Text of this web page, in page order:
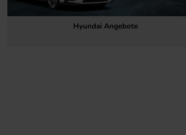
Aktuelle Angebote
Hyundai Angebote